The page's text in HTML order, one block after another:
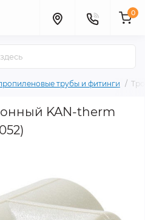
0
трубы и фитинги
KAN-therm